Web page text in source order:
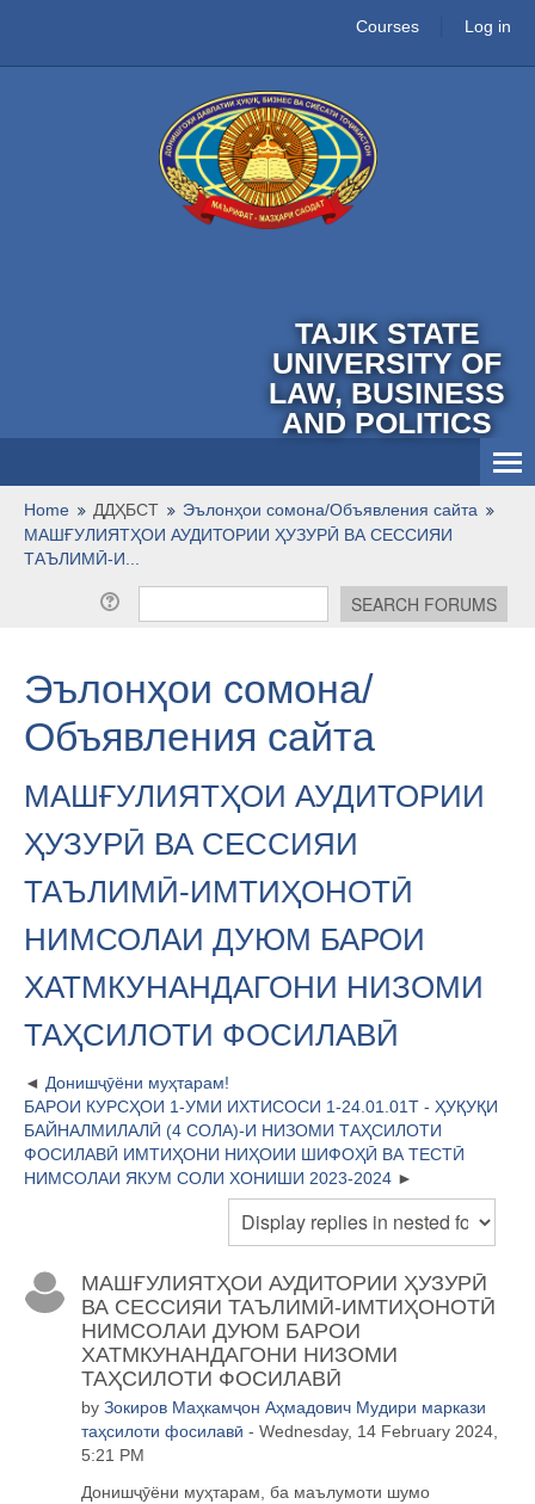
Courses Log in
TAJIK STATE
UNIVERSITY OF
LAW, BUSINESS
AND POLITICS
English ‎(en)‎
Home ДДҲБСТ
Эълонҳои сомона/Объявления сайта
МАШҒУЛИЯТҲОИ АУДИТОРИИ ҲУЗУРӢ ВА СЕССИЯИ
ТАЪЛИМӢ-И...
Эълонҳои сомона/
Объявления сайта
МАШҒУЛИЯТҲОИ АУДИТОРИИ
ҲУЗУРӢ ВА СЕССИЯИ
ТАЪЛИМӢ-ИМТИҲОНОТӢ
НИМСОЛАИ ДУЮМ БАРОИ
ХАТМКУНАНДАГОНИ НИЗОМИ
ТАҲСИЛОТИ ФОСИЛАВӢ
Донишҷӯёни муҳтарам!
БАРОИ КУРСҲОИ 1-УМИ ИХТИСОСИ 1-24.01.01Т - ҲУҚУҚИ
БАЙНАЛМИЛАЛӢ (4 СОЛА)-И НИЗОМИ ТАҲСИЛОТИ
ФОСИЛАВӢ ИМТИҲОНИ НИҲОИИ ШИФОҲӢ ВА ТЕСТӢ
НИМСОЛАИ ЯКУМ СОЛИ ХОНИШИ 2023-2024
МАШҒУЛИЯТҲОИ АУДИТОРИИ ҲУЗУРӢ
ВА СЕССИЯИ ТАЪЛИМӢ-ИМТИҲОНОТӢ
НИМСОЛАИ ДУЮМ БАРОИ
ХАТМКУНАНДАГОНИ НИЗОМИ
ТАҲСИЛОТИ ФОСИЛАВӢ
by Зокиров Маҳкамҷон Аҳмадович Мудири маркази
таҳсилоти фосилавӣ - Wednesday, 14 February 2024,
5:21 PM
Донишҷӯёни муҳтарам, ба маълумоти шумо